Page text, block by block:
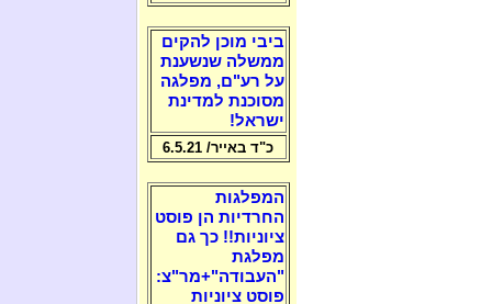
ביבי מוכן להקים
ממשלה שנשענת
על רע"ם, מפלגה
מסוכנת למדינת
ישראל!
כ"ד באייר/ 6.5.21
המפלגות
החרדיות הן פוסט
ציוניות!! כך גם
מפלגת
"העבודה"+מר"צ:
פוסט ציוניות